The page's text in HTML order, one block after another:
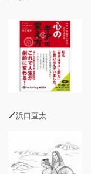
いるのは私自身
しましたが、残
だたくさんいるこ
ば「どうしても、
悲痛の言葉。その
を理解しようと
浜口直太